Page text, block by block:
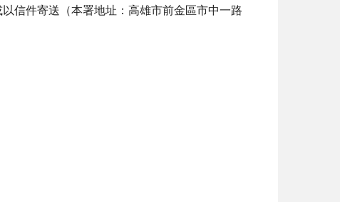
信件寄送（本署地址：高雄市前金區市中一路